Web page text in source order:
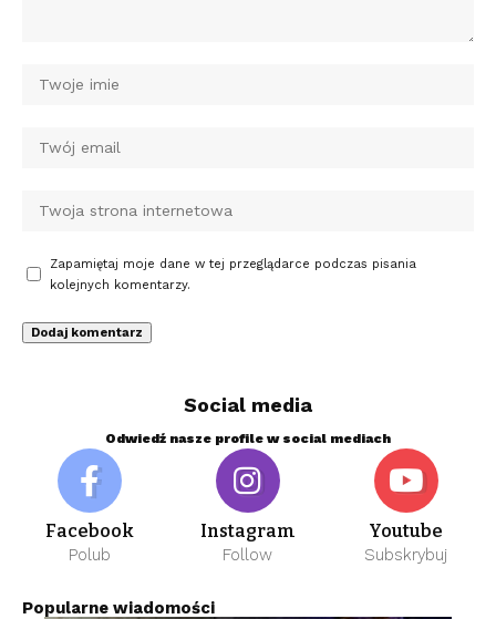
Zapamiętaj moje dane w tej przeglądarce podczas pisania
kolejnych komentarzy.
Social media
Odwiedź nasze profile w social mediach
Facebook
Polub
Instagram
Follow
Youtube
Subskrybuj
Popularne wiadomości